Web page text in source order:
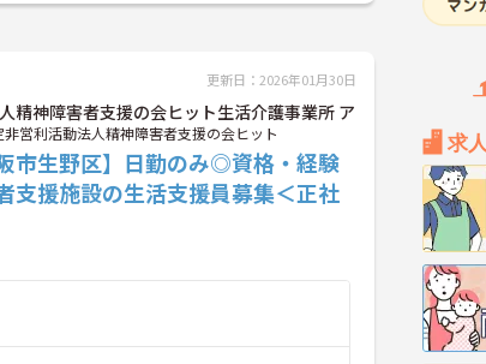
求
更新日：2026年01月30日
精神障害者支援の会ヒット生活介護事業所 ア
非営利活動法人精神障害者支援の会ヒット
市生野区】日勤のみ◎資格・経験
支援施設の生活支援員募集＜正社